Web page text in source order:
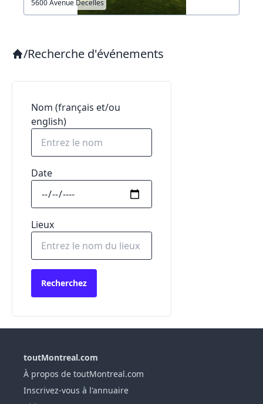
5600 Avenue Decelles
/Recherche d'événements
Nom (français et/ou
english)
Date
Lieux
Recherchez
toutMontreal.com
À propos de toutMontreal.com
Inscrivez-vous à l'annuaire